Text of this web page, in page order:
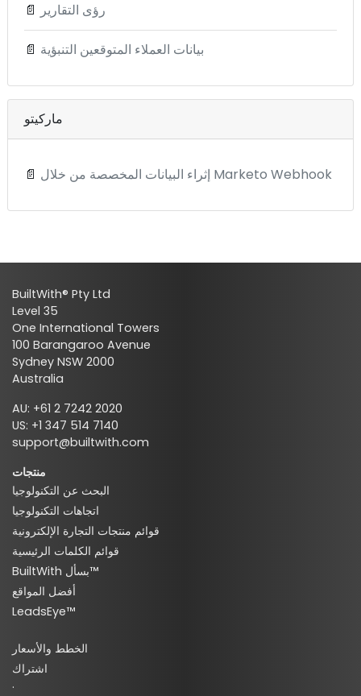
📄 رؤى التقارير
📄 بيانات العملاء المتوقعين التنبؤية
ماركيتو
📄 إثراء البيانات المخصصة من خلال Marketo Webhook
BuiltWith® Pty Ltd
Level 35
One International Towers
100 Barangaroo Avenue
Sydney NSW 2000
Australia
AU: +61 2 7242 2020
US: +1 347 514 7140
support@builtwith.com
منتجات
البحث عن التكنولوجيا
اتجاهات التكنولوجيا
قوائم منتجات التجارة الإلكترونية
قوائم الكلمات الرئيسية
BuiltWith بسأل™
أفضل المواقع
LeadsEye™
الخطط والأسعار
اشتراك
·